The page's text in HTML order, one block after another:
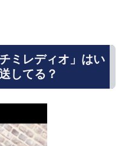
ミレディオ」はい
してる？